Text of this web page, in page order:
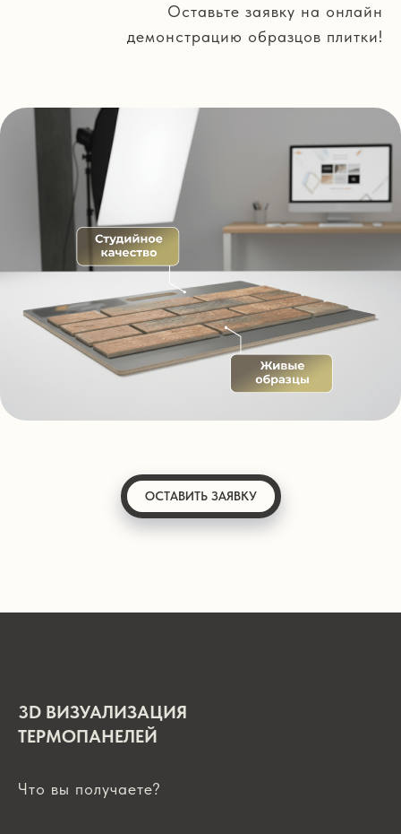
Оставьте заявку на онлайн
демонстрацию образцов плитки!
ОСТАВИТЬ ЗАЯВКУ
3D ВИЗУАЛИЗАЦИЯ
ТЕРМОПАНЕЛЕЙ
Что вы получаете?